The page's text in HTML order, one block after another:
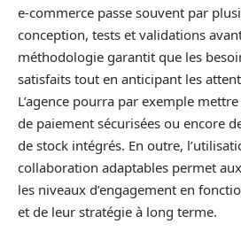
e-commerce passe souvent par
conception, tests et validations
méthodologie garantit que les
satisfaits tout en anticipant les
L’agence pourra par exemple
de paiement sécurisées ou encore
de stock intégrés. En outre,
collaboration adaptables permet
les niveaux d’engagement en
et de leur stratégie à long terme.